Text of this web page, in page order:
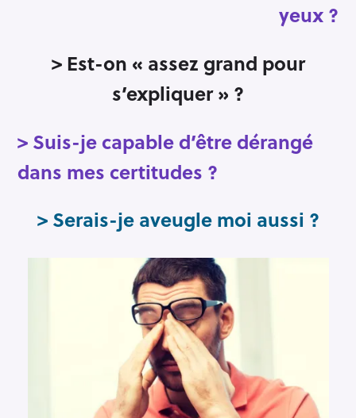
yeux ?
> Est-on « assez grand pour
s’expliquer » ?
> Suis-je capable d’être dérangé
dans mes certitudes ?
> Serais-je aveugle moi aussi ?